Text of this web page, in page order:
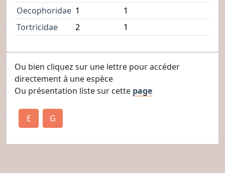
Oecophoridae 1
1
Tortricidae
2 1
Ou bien cliquez sur une lettre pour accéder
directement à une espèce
Ou présentation liste sur cette page
E G